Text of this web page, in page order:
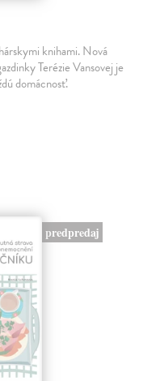
knihami. Nová
Terézie Vansovej je
domácnosť.
predpredaj